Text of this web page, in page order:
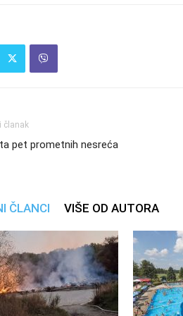
članak
pet prometnih nesreća
ČLANCI VIŠE OD AUTORA